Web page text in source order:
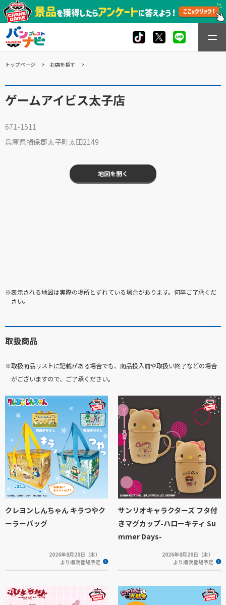
トップページ お店を探す
ゲームアイビス太子店
671-1511
兵庫県揖保郡太子町太田2149
地図を開く
※表示される地図は実際の場所とずれている場合があります。何卒ご了承くだ
さい。
取扱商品
※取扱商品リストに記載がある場合でも、商品投入前や取扱い終了などの場合
がございますので、ご了承ください。
クレヨンしんちゃん キラつやク
ーラーバッグ
2026年8月20日（木）
より順次登場予定
サンリオキャラクターズ フタ付
きマグカップ-ハローキティ Su
mmer Days-
2026年8月20日（木）
より順次登場予定